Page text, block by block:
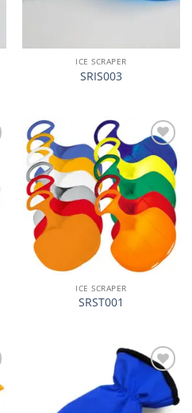
ICE SCRAPER
SRIS003
加入
心愿
单
ICE SCRAPER
SRST001
加入
心愿
单